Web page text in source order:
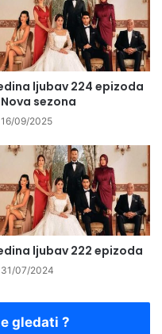
ljubav 224 epizoda
sezona
16/09/2025
ljubav 222 epizoda
31/07/2024
gledati ?